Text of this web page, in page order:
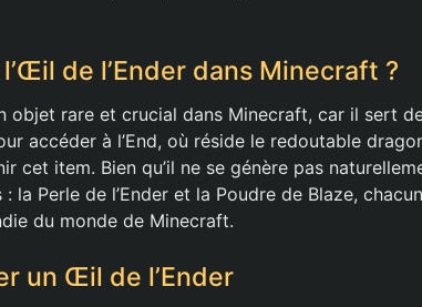
de l’Ender dans Minecraft ?
objet rare et crucial dans Minecraft, car il sert
accéder à l’End, où réside le redoutable
cet item. Bien qu’il ne se génère pas
la Perle de l’Ender et la Poudre de Blaze,
du monde de Minecraft.
un Œil de l’Ender